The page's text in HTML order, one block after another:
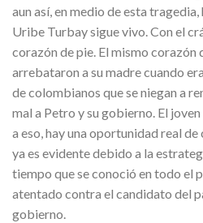
aun así, en medio de esta
Uribe Turbay sigue vivo. Con el
corazón de pie. El mismo corazón
arrebataron a su madre cuando
de colombianos que se niegan a
mal a Petro y su gobierno. El
a eso, hay una oportunidad real
ya es evidente debido a la
tiempo que se conoció en todo el
atentado contra el candidato del
gobierno.